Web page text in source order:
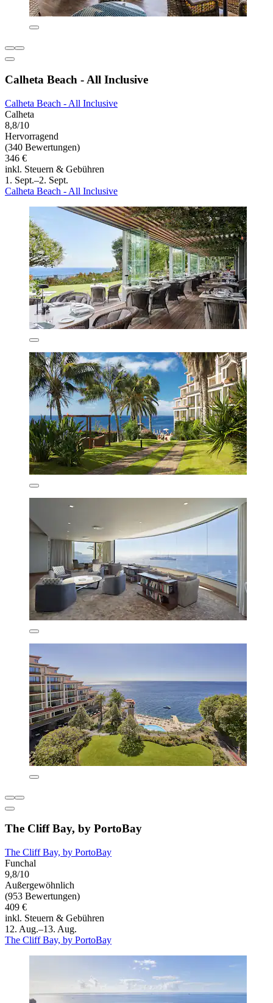
Calheta Beach - All Inclusive
Calheta Beach - All Inclusive
Calheta
8,8/10
Hervorragend
(340 Bewertungen)
346 €
inkl. Steuern & Gebühren
1. Sept.–2. Sept.
Calheta Beach - All Inclusive
The Cliff Bay, by PortoBay
The Cliff Bay, by PortoBay
Funchal
9,8/10
Außergewöhnlich
(953 Bewertungen)
409 €
inkl. Steuern & Gebühren
12. Aug.–13. Aug.
The Cliff Bay, by PortoBay